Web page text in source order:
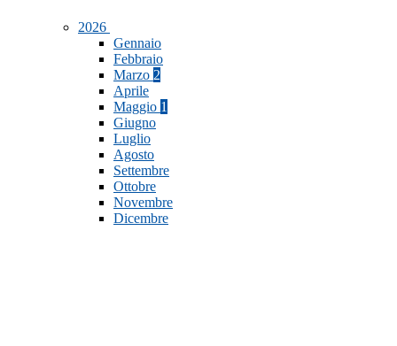
2026
Gennaio
Febbraio
Marzo 2
Aprile
Maggio 1
Giugno
Luglio
Agosto
Settembre
Ottobre
Novembre
Dicembre